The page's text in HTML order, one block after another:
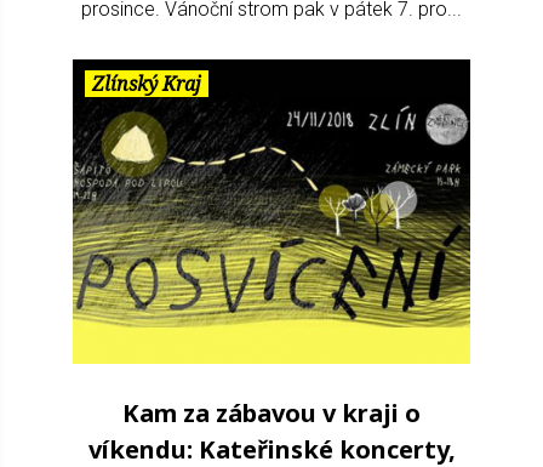
prosince. Vánoční strom pak v pátek 7. pro...
Zlínský Kraj
Kam za zábavou v kraji o
víkendu: Kateřinské koncerty,